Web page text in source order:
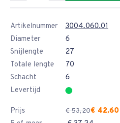
Artikelnummer
3004.060.01
Diameter
6
Snijlengte
27
Totale lengte
70
Schacht
6
Levertijd
Prijs € 53,20€ 42,60